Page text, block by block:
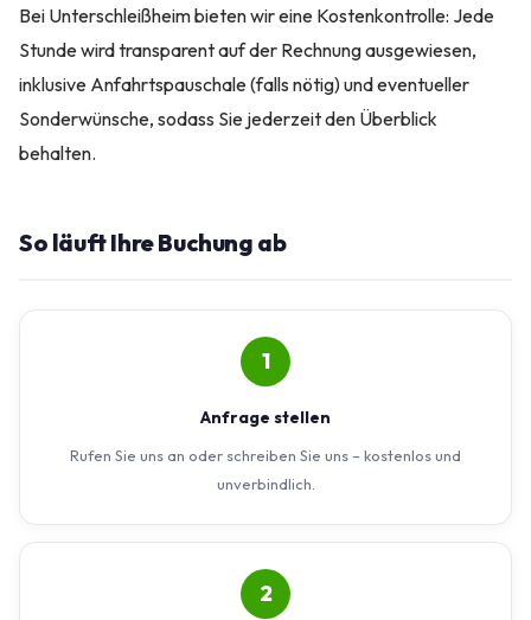
Bei Unterschleißheim bieten wir eine Kostenkontrolle: Jede
Stunde wird transparent auf der Rechnung ausgewiesen,
inklusive Anfahrtspauschale (falls nötig) und eventueller
Sonderwünsche, sodass Sie jederzeit den Überblick
behalten.
So läuft Ihre Buchung ab
1
Anfrage stellen
Rufen Sie uns an oder schreiben Sie uns – kostenlos und
unverbindlich.
2